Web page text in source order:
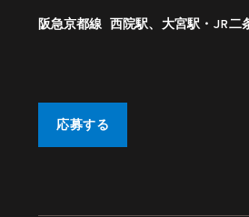
阪急京都線 西院駅、大宮駅・JR二
応募する